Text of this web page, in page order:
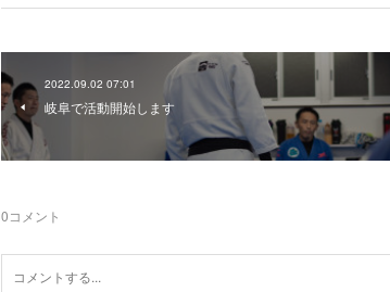
2022.09.02 07:01
岐阜で活動開始します
0コメント